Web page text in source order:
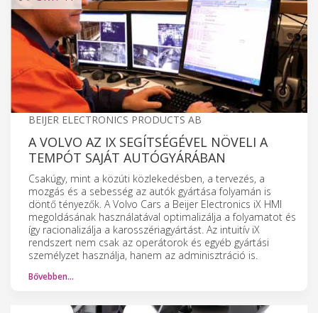
BEIJER ELECTRONICS PRODUCTS AB
A VOLVO AZ IX SEGÍTSÉGÉVEL NÖVELI A
TEMPÓT SAJÁT AUTÓGYÁRÁBAN
Csakúgy, mint a közúti közlekedésben, a tervezés, a
mozgás és a sebesség az autók gyártása folyamán is
döntő tényezők. A Volvo Cars a Beijer Electronics iX HMI
megoldásának használatával optimalizálja a folyamatot és
így racionalizálja a karosszériagyártást. Az intuitív iX
rendszert nem csak az operátorok és egyéb gyártási
személyzet használja, hanem az adminisztráció is.
Bővebben…